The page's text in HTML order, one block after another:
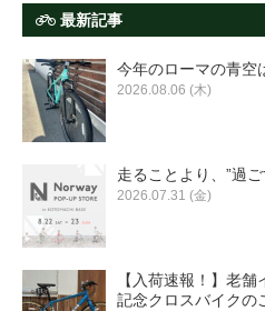
最新記事
今年のローマの青空
2026.08.06 (木)
走ることより、”過
2026.07.31 (金)
【入荷速報！】老
記念クロスバイクの